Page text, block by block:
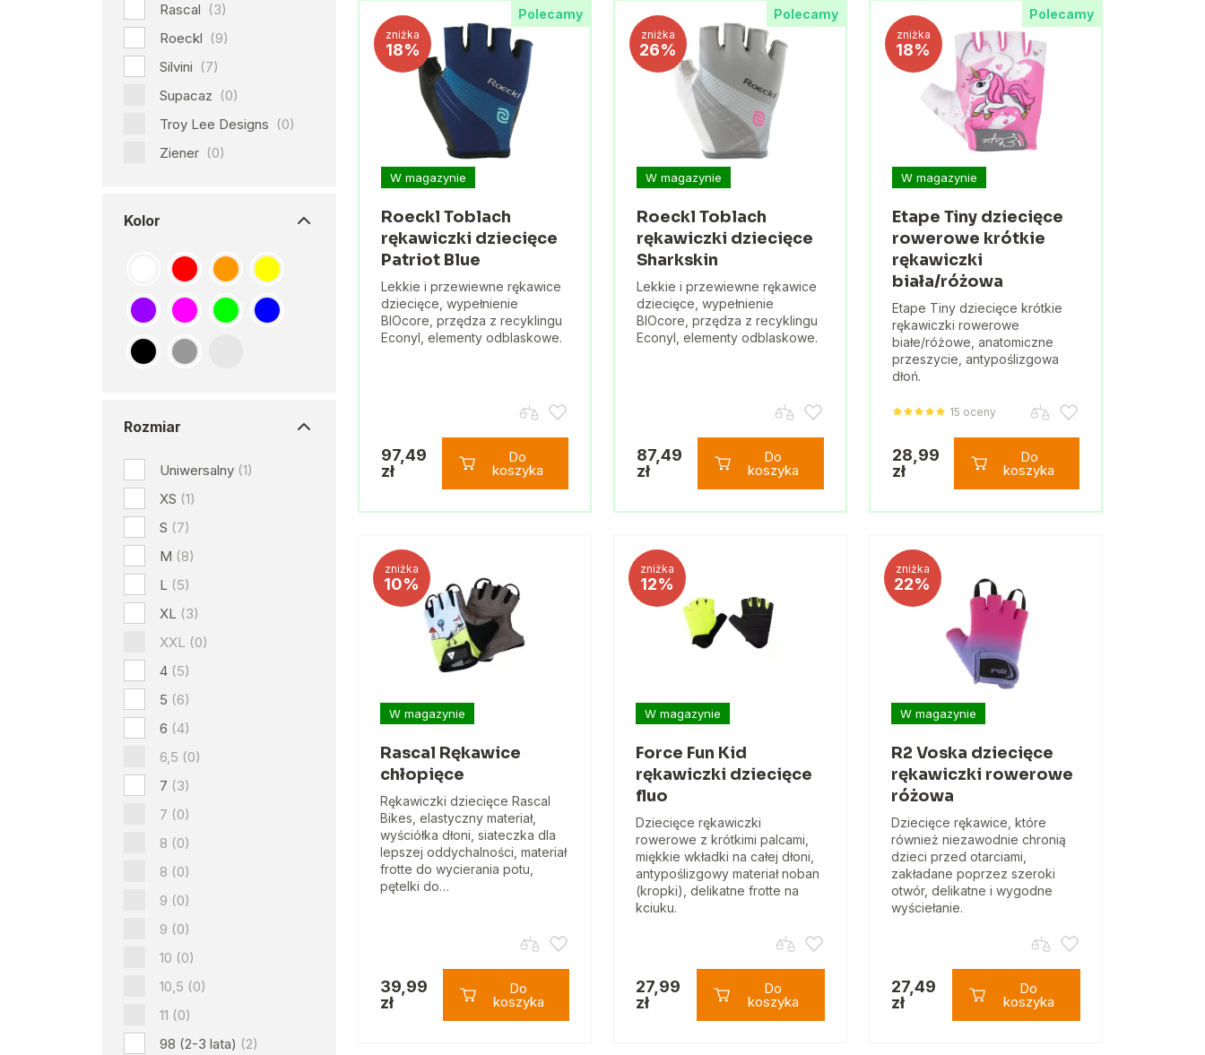
Rascal (3)
Roeckl (9)
Silvini (7)
Supacaz (0)
Troy Lee Designs (0)
Ziener (0)
Kolor
Rozmiar
Uniwersalny (1)
XS (1)
S (7)
M (8)
L (5)
XL (3)
XXL (0)
4 (5)
5 (6)
6 (4)
6,5 (0)
7 (3)
7 (0)
8 (0)
8 (0)
9 (0)
9 (0)
10 (0)
10,5 (0)
11 (0)
98 (2-3 lata) (2)
Polecamy
zniżka
18%
W magazynie
Roeckl Toblach
rękawiczki dziecięce
Patriot Blue
Lekkie i przewiewne rękawice
dziecięce, wypełnienie
BIOcore, przędza z recyklingu
Econyl, elementy odblaskowe.
97,49
zł
Do
koszyka
Polecamy
zniżka
26%
W magazynie
Roeckl Toblach
rękawiczki dziecięce
Sharkskin
Lekkie i przewiewne rękawice
dziecięce, wypełnienie
BIOcore, przędza z recyklingu
Econyl, elementy odblaskowe.
87,49
zł
Do
koszyka
Polecamy
zniżka
18%
W magazynie
Etape Tiny dziecięce
rowerowe krótkie
rękawiczki
biała/różowa
Etape Tiny dziecięce krótkie
rękawiczki rowerowe
białe/różowe, anatomiczne
przeszycie, antypoślizgowa
dłoń.
15 oceny
28,99
zł
Do
koszyka
zniżka
10%
W magazynie
Rascal Rękawice
chłopięce
Rękawiczki dziecięce Rascal
Bikes, elastyczny materiał,
wyściółka dłoni, siateczka dla
lepszej oddychalności, materiał
frotte do wycierania potu,
pętelki do…
39,99
zł
Do
koszyka
zniżka
12%
W magazynie
Force Fun Kid
rękawiczki dziecięce
fluo
Dziecięce rękawiczki
rowerowe z krótkimi palcami,
miękkie wkładki na całej dłoni,
antypoślizgowy materiał noban
(kropki), delikatne frotte na
kciuku.
27,99
zł
Do
koszyka
zniżka
22%
W magazynie
R2 Voska dziecięce
rękawiczki rowerowe
różowa
Dziecięce rękawice, które
również niezawodnie chronią
dzieci przed otarciami,
zakładane poprzez szeroki
otwór, delikatne i wygodne
wyściełanie.
27,49
zł
Do
koszyka